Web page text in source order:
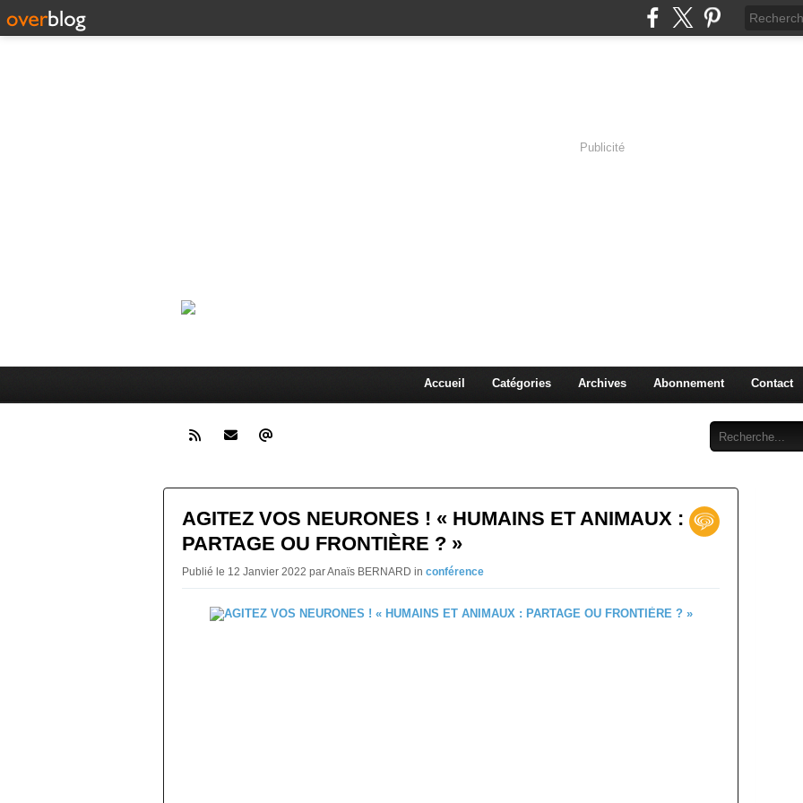
Publicité
Accueil Catégories Archives Abonnement Contact
AGITEZ VOS NEURONES ! « HUMAINS ET ANIMAUX :
PARTAGE OU FRONTIÈRE ? »
Publié le 12 Janvier 2022 par Anaïs BERNARD in conférence